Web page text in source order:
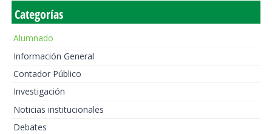
Categorías
Alumnado
Información General
Contador Público
Investigación
Noticias institucionales
Debates